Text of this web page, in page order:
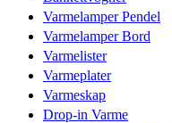
Varmelamper Pendel
Varmelamper Bord
Varmelister
Varmeplater
Varmeskap
Drop-in Varme